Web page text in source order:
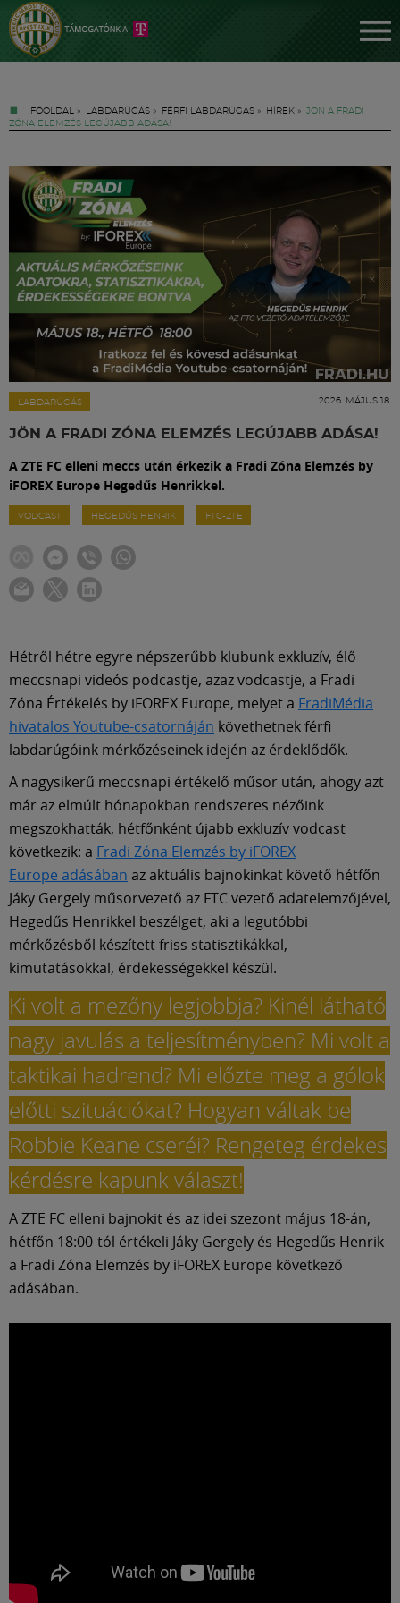
FŐOLDAL » LABDARÚGÁS » FÉRFI LABDARÚGÁS » HÍREK » JÖN A FRADI
ZÓNA ELEMZÉS LEGÚJABB ADÁSA!
LABDARÚGÁS 2026. MÁJUS 18.
JÖN A FRADI ZÓNA ELEMZÉS LEGÚJABB ADÁSA!
A ZTE FC elleni meccs után érkezik a Fradi Zóna Elemzés by
iFOREX Europe Hegedűs Henrikkel.
VODCAST HEGEDŰS HENRIK FTC-ZTE
Hétről hétre egyre népszerűbb klubunk exkluzív, élő
meccsnapi videós podcastje, azaz vodcastje, a Fradi
Zóna Értékelés by iFOREX Europe, melyet a FradiMédia
hivatalos Youtube-csatornáján követhetnek férfi
labdarúgóink mérkőzéseinek idején az érdeklődők.
A nagysikerű meccsnapi értékelő műsor után, ahogy azt
már az elmúlt hónapokban rendszeres nézőink
megszokhatták, hétfőnként újabb exkluzív vodcast
következik: a Fradi Zóna Elemzés by iFOREX
Europe adásában az aktuális bajnokinkat követő hétfőn
Jáky Gergely műsorvezető az FTC vezető adatelemzőjével,
Hegedűs Henrikkel beszélget, aki a legutóbbi
mérkőzésből készített friss statisztikákkal,
kimutatásokkal, érdekességekkel készül.
Ki volt a mezőny legjobbja? Kinél látható
nagy javulás a teljesítményben? Mi volt a
taktikai hadrend? Mi előzte meg a gólok
előtti szituációkat? Hogyan váltak be
Robbie Keane cseréi? Rengeteg érdekes
kérdésre kapunk választ!
A ZTE FC elleni bajnokit és az idei szezont május 18-án,
hétfőn 18:00-tól értékeli Jáky Gergely és Hegedűs Henrik
a Fradi Zóna Elemzés by iFOREX Europe következő
adásában.
FM YouTube +
Labdarúgás
Szakosztályok
Meccscenter
Klub
Shop
Közösség
Múzeum
English